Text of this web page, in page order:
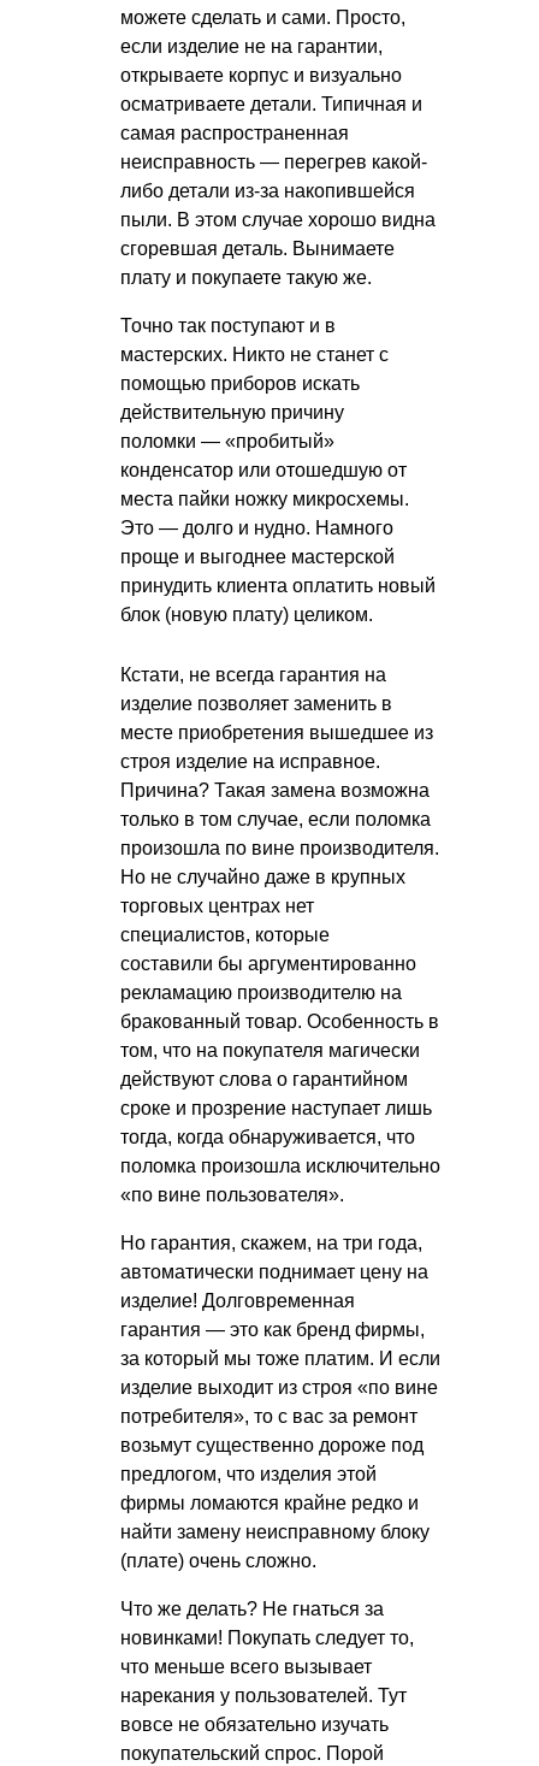
можете сделать и сами. Просто,
если изделие не на гарантии,
открываете корпус и визуально
осматриваете детали. Типичная и
самая распространенная
неисправность — перегрев какой-
либо детали из-за накопившейся
пыли. В этом случае хорошо видна
сгоревшая деталь. Вынимаете
плату и покупаете такую же.
Точно так поступают и в
мастерских. Никто не станет с
помощью приборов искать
действительную причину
поломки — «пробитый»
конденсатор или отошедшую от
места пайки ножку микросхемы.
Это — долго и нудно. Намного
проще и выгоднее мастерской
принудить клиента оплатить новый
блок (новую плату) целиком.
Кстати, не всегда гарантия на
изделие позволяет заменить в
месте приобретения вышедшее из
строя изделие на исправное.
Причина? Такая замена возможна
только в том случае, если поломка
произошла по вине производителя.
Но не случайно даже в крупных
торговых центрах нет
специалистов, которые
составили бы аргументированно
рекламацию производителю на
бракованный товар. Особенность в
том, что на покупателя магически
действуют слова о гарантийном
сроке и прозрение наступает лишь
тогда, когда обнаруживается, что
поломка произошла исключительно
«по вине пользователя».
Но гарантия, скажем, на три года,
автоматически поднимает цену на
изделие! Долговременная
гарантия — это как бренд фирмы,
за который мы тоже платим. И если
изделие выходит из строя «по вине
потребителя», то с вас за ремонт
возьмут существенно дороже под
предлогом, что изделия этой
фирмы ломаются крайне редко и
найти замену неисправному блоку
(плате) очень сложно.
Что же делать? Не гнаться за
новинками! Покупать следует то,
что меньше всего вызывает
нарекания у пользователей. Тут
вовсе не обязательно изучать
покупательский спрос. Порой